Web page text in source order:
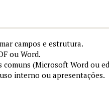
campos e estrutura.
ou Word.
comuns (Microsoft Word ou
interno ou apresentações.